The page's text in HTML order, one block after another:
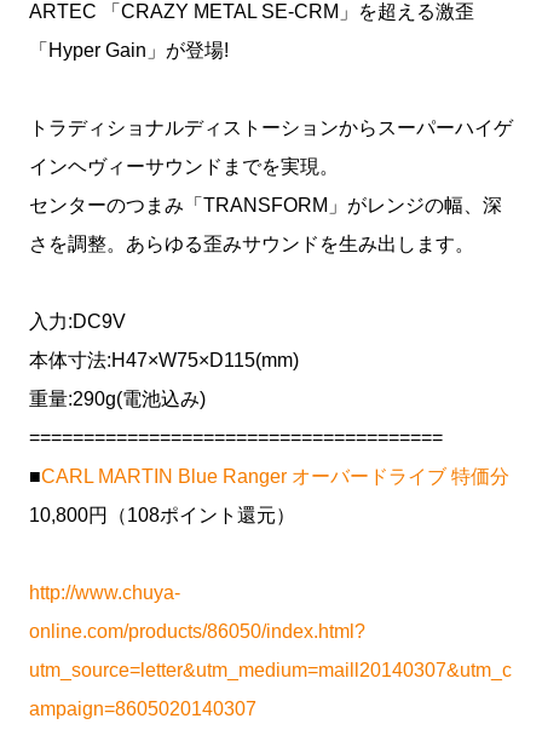
ARTEC 「CRAZY METAL SE-CRM」を超える激歪
「Hyper Gain」が登場!
トラディショナルディストーションからスーパーハイゲ
インヘヴィーサウンドまでを実現。
センターのつまみ「TRANSFORM」がレンジの幅、深
さを調整。あらゆる歪みサウンドを生み出します。
入力:DC9V
本体寸法:H47×W75×D115(mm)
重量:290g(電池込み)
======================================
■CARL MARTIN Blue Ranger オーバードライブ 特価分
10,800円（108ポイント還元）
http://www.chuya-
online.com/products/86050/index.html?
utm_source=letter&utm_medium=maill20140307&utm_c
ampaign=8605020140307